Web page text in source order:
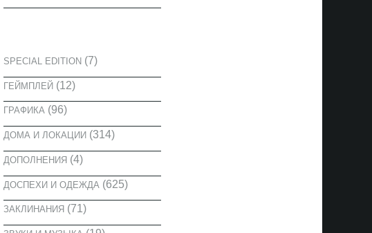
SPECIAL EDITION(7)
ГЕЙМПЛЕЙ(12)
ГРАФИКА (96)
ДОМА И ЛОКАЦИИ(314)
ДОПОЛНЕНИЯ(4)
ДОСПЕХИ И ОДЕЖДА (625)
ЗАКЛИНАНИЯ(71)